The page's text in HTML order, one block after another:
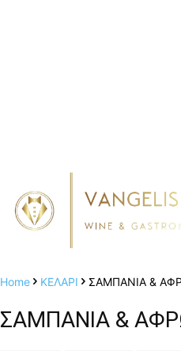
Home ΚΕΛΑΡΙ ΣΑΜΠΑΝΙΑ &
ΣΑΜΠΑΝΙΑ &